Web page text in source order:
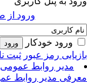
ورود از
ورود خودکار
رمز عبور ثبت نام
مدیر روابط عمومی
مدیر روابط